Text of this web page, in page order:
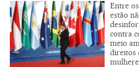
Entre
estão
contra
meio
direitos